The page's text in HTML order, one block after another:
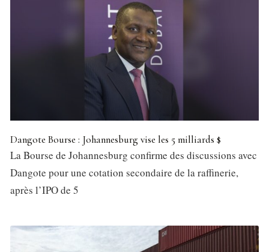
Dangote Bourse : Johannesburg vise les 5 milliards $
La Bourse de Johannesburg confirme des discussions avec
Dangote pour une cotation secondaire de la raffinerie,
après l’IPO de 5